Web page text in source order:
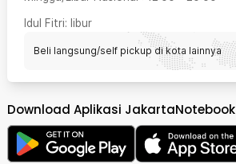
Idul Fitri: libur
Beli langsung/self pickup di kota lainnya
Download Aplikasi JakartaNotebook